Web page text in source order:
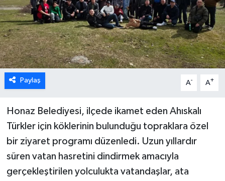
Paylaş A- A+
Honaz Belediyesi, ilçede ikamet eden Ahıskalı
Türkler için köklerinin bulunduğu topraklara özel
bir ziyaret programı düzenledi. Uzun yıllardır
süren vatan hasretini dindirmek amacıyla
gerçekleştirilen yolculukta vatandaşlar, ata